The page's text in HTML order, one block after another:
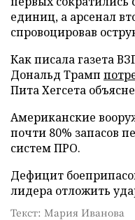
единиц, а арсенал
спровоцировав
Как писала газета
Дональд Трамп
Пита Хегсета
Американские
почти 80% запасов
систем ПРО.
Дефицит
лидера отложить
Текст: Мария Иванова